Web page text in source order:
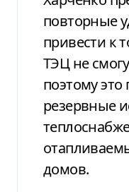
повторные
привести к
ТЭЦ не
поэтому это
резервные
домов.